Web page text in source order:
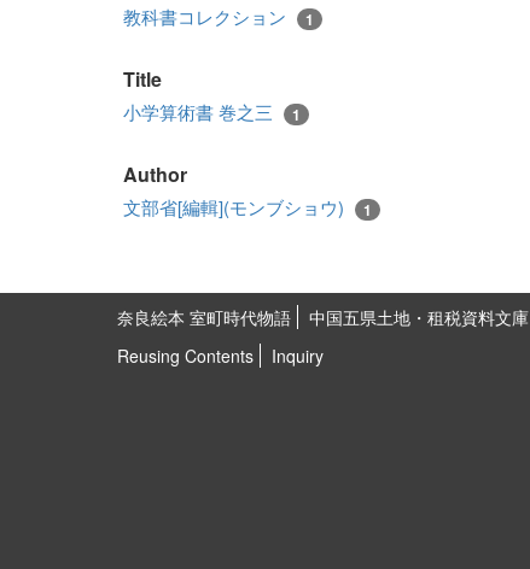
教科書コレクション 1
Title
小学算術書 巻之三 1
Author
文部省[編輯](モンブショウ) 1
奈良絵本 室町時代物語 中国五県土地・租税資料文庫
Reusing Contents
Inquiry